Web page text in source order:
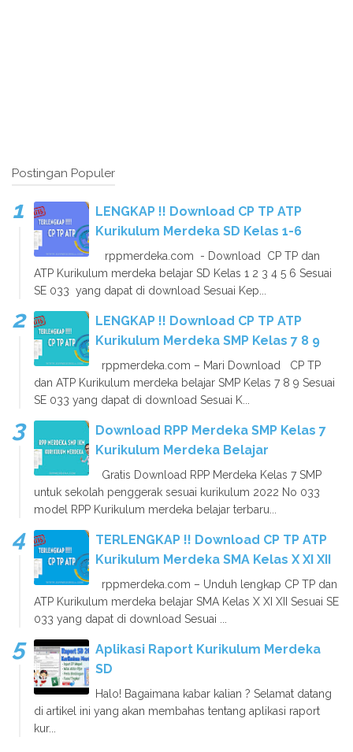
Postingan Populer
LENGKAP !! Download CP TP ATP
Kurikulum Merdeka SD Kelas 1-6
rppmerdeka.com - Download CP TP dan
ATP Kurikulum merdeka belajar SD Kelas 1 2 3 4 5 6 Sesuai
SE 033 yang dapat di download Sesuai Kep...
LENGKAP !! Download CP TP ATP
Kurikulum Merdeka SMP Kelas 7 8 9
rppmerdeka.com – Mari Download CP TP
dan ATP Kurikulum merdeka belajar SMP Kelas 7 8 9 Sesuai
SE 033 yang dapat di download Sesuai K...
Download RPP Merdeka SMP Kelas 7
Kurikulum Merdeka Belajar
Gratis Download RPP Merdeka Kelas 7 SMP
untuk sekolah penggerak sesuai kurikulum 2022 No 033
model RPP Kurikulum merdeka belajar terbaru...
TERLENGKAP !! Download CP TP ATP
Kurikulum Merdeka SMA Kelas X XI XII
rppmerdeka.com – Unduh lengkap CP TP dan
ATP Kurikulum merdeka belajar SMA Kelas X XI XII Sesuai SE
033 yang dapat di download Sesuai ...
Aplikasi Raport Kurikulum Merdeka
SD
Halo! Bagaimana kabar kalian ? Selamat datang
di artikel ini yang akan membahas tentang aplikasi raport
kur...